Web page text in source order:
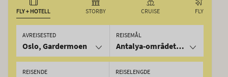
FLY + HOTELL STORBY CRUISE FLY
AVREISESTED
Oslo, Gardermoen
REISEMÅL
Antalya-området, Tyrkia
REISELENGDE
REISENDE